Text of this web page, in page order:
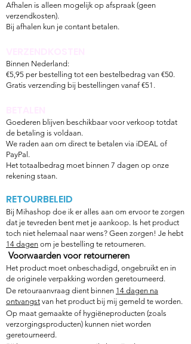
Afhalen is alleen mogelijk op afspraak (geen
verzendkosten).
Bij afhalen kun je contant betalen.
Binnen Nederland:
€5,95 per bestelling tot een bestelbedrag van €50.
Gratis verzending bij bestellingen vanaf €51.
Goederen blijven beschikbaar voor verkoop totdat
de betaling is voldaan.
We raden aan om direct te betalen via iDEAL of
PayPal.
Het totaalbedrag moet binnen 7 dagen op onze
rekening staan.
RETOURBELEID
Bij Mihashop doe ik er alles aan om ervoor te zorgen
dat je tevreden bent met je aankoop. Is het product
toch niet helemaal naar wens? Geen zorgen! Je hebt
14 dagen om je bestelling te retourneren.
Voorwaarden voor retourneren
Het product moet onbeschadigd, ongebruikt en in
de originele verpakking worden geretourneerd.
De retouraanvraag dient binnen 14 dagen na
ontvangst van het product bij mij gemeld te worden.
Op maat gemaakte of hygiëneproducten (zoals
verzorgingsproducten) kunnen niet worden
geretourneerd.